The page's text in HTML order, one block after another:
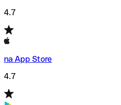
4.7
na App Store
4.7